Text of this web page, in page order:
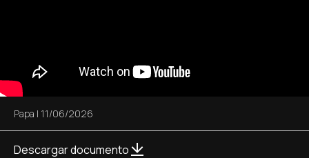
Papa | 11/06/2026
Descargar documento